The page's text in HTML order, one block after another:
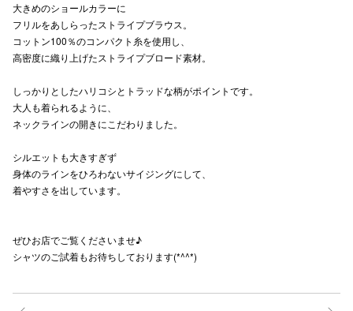
大きめのショールカラーに
フリルをあしらったストライプブラウス。
コットン100％のコンパクト糸を使用し、
高密度に織り上げたストライプブロード素材。
しっかりとしたハリコシとトラッドな柄がポイントです。
大人も着られるように、
ネックラインの開きにこだわりました。
シルエットも大きすぎず
身体のラインをひろわないサイジングにして、
着やすさを出しています。
ぜひお店でご覧くださいませ♪
シャツのご試着もお待ちしております(*^^*)